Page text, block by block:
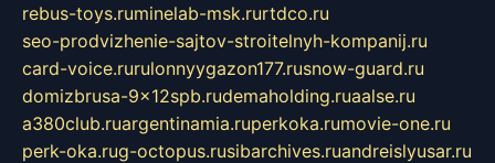
rebus-toys.ruminelab-msk.rurtdco.ru
seo-prodvizhenie-sajtov-stroitelnyh-kompanij.ru
card-voice.rurulonnyygazon177.rusnow-guard.ru
domizbrusa-9x12spb.rudemaholding.ruaalse.ru
a380club.ruargentinamia.ruperkoka.rumovie-one.ru
perk-oka.rug-octopus.rusibarchives.ruandreislyusar.ru